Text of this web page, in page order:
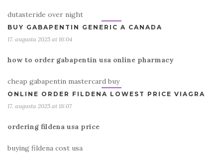
dutasteride over night
BUY GABAPENTIN GENERIC A CANADA
17. augusta 2025 at 16:04
how to order gabapentin usa online pharmacy
cheap gabapentin mastercard buy
ONLINE ORDER FILDENA LOWEST PRICE VIAGRA
17. augusta 2025 at 18:07
ordering fildena usa price
buying fildena cost usa